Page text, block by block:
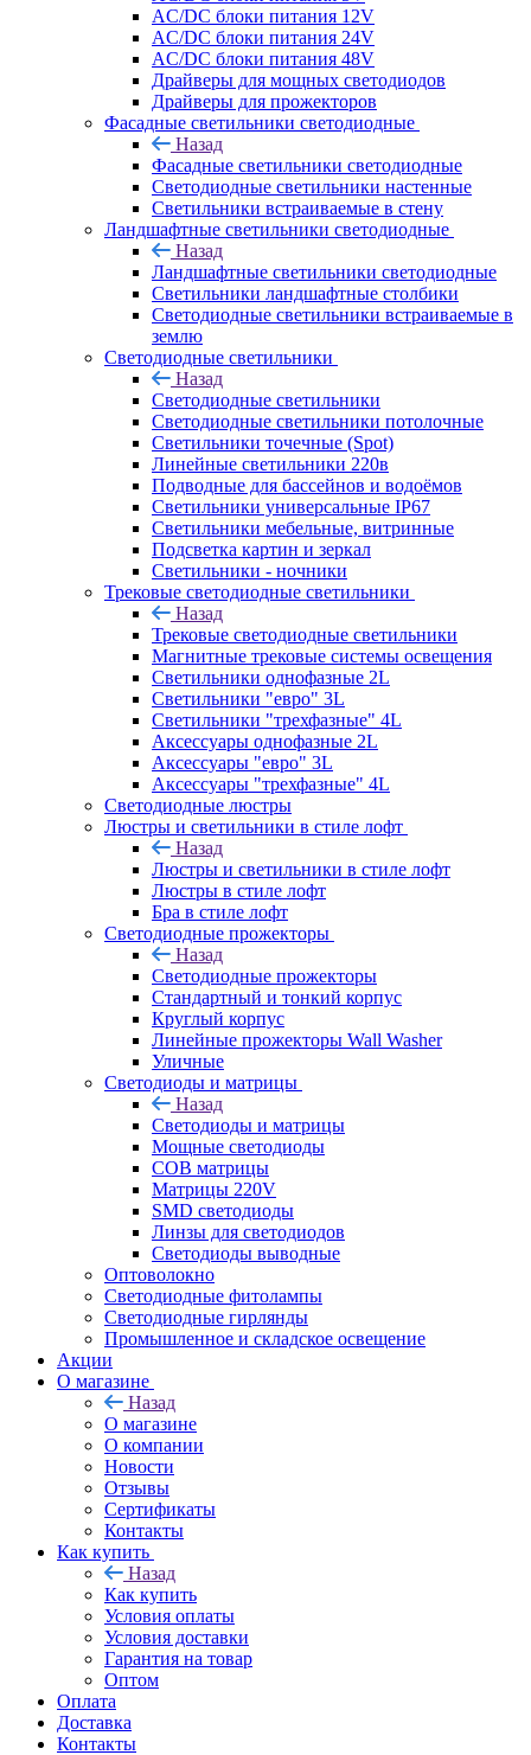
AC/DC блоки питания 12V
AC/DC блоки питания 24V
AC/DC блоки питания 48V
Драйверы для мощных светодиодов
Драйверы для прожекторов
Фасадные светильники светодиодные
Назад
Фасадные светильники светодиодные
Светодиодные светильники настенные
Светильники встраиваемые в стену
Ландшафтные светильники светодиодные
Назад
Ландшафтные светильники светодиодные
Светильники ландшафтные столбики
Светодиодные светильники встраиваемые в
землю
Светодиодные светильники
Назад
Светодиодные светильники
Светодиодные светильники потолочные
Светильники точечные (Spot)
Линейные светильники 220в
Подводные для бассейнов и водоёмов
Светильники универсальные IP67
Светильники мебельные, витринные
Подсветка картин и зеркал
Светильники - ночники
Трековые светодиодные светильники
Назад
Трековые светодиодные светильники
Магнитные трековые системы освещения
Светильники однофазные 2L
Светильники "евро" 3L
Светильники "трехфазные" 4L
Аксессуары однофазные 2L
Аксессуары "евро" 3L
Аксессуары "трехфазные" 4L
Светодиодные люстры
Люстры и светильники в стиле лофт
Назад
Люстры и светильники в стиле лофт
Люстры в стиле лофт
Бра в стиле лофт
Светодиодные прожекторы
Назад
Светодиодные прожекторы
Стандартный и тонкий корпус
Круглый корпус
Линейные прожекторы Wall Washer
Уличные
Светодиоды и матрицы
Назад
Светодиоды и матрицы
Мощные светодиоды
COB матрицы
Матрицы 220V
SMD светодиоды
Линзы для светодиодов
Светодиоды выводные
Оптоволокно
Светодиодные фитолампы
Светодиодные гирлянды
Промышленное и складское освещение
Акции
О магазине
Назад
О магазине
О компании
Новости
Отзывы
Сертификаты
Контакты
Как купить
Назад
Как купить
Условия оплаты
Условия доставки
Гарантия на товар
Оптом
Оплата
Доставка
Контакты